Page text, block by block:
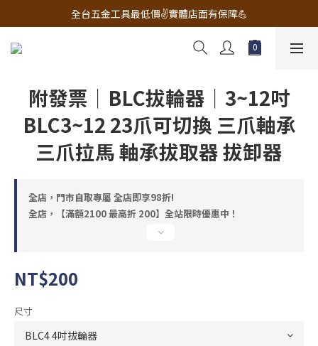
🔧電動工具&五金唯一首選 宇慶五金網拍🔧
全台五金工具最低價✌️實體店面有保障💪
配有專業維修部門🔧品質保修一年📌
附發票｜BLC拔輪器｜3~12吋
BLC3~12 23爪可切換 三爪軸承
三爪拉馬 軸承拔取器 拔卸器
全店，門市自取專屬 全店即享98折!
全店，【滿額2100 最高折 200】全站限時優惠中！
NT$200
尺寸